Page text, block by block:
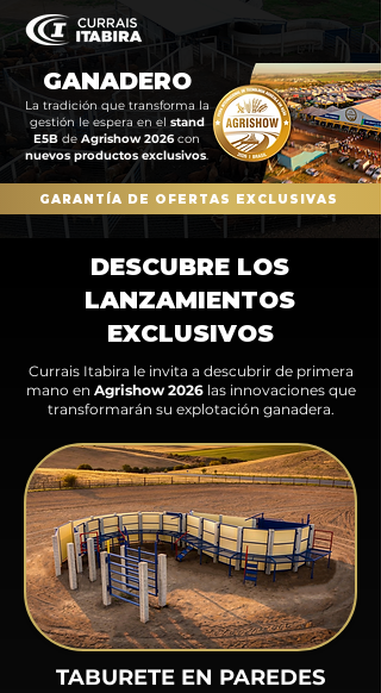
La tradición que transforma la
gestión le espera en el stand
E5B de Agrishow 2026con
nuevos productos exclusivos.
GANADERO
GARANTÍA DE OFERTAS EXCLUSIVAS
DESCUBRE LOS
LANZAMIENTOS
EXCLUSIVOS
Currais Itabira le invita a descubrir de primera
mano en Agrishow 2026las innovaciones que
transformarán su explotación ganadera.
TABURETE EN PAREDES